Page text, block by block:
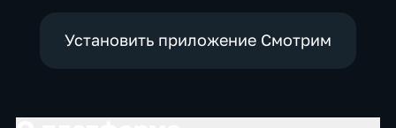
Установить приложение Смотрим